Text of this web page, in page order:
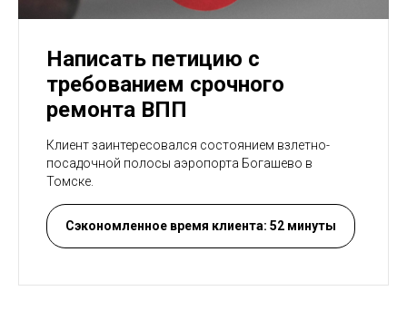
Написать петицию с
требованием срочного
ремонта ВПП
Клиент заинтересовался состоянием взлетно-
посадочной полосы аэропорта Богашево в
Томске.
Сэкономленное время клиента: 52 минуты